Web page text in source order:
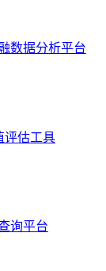
数据分析平台
评估工具
询平台